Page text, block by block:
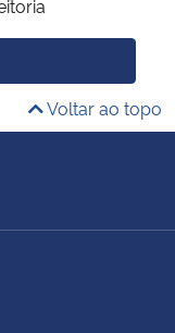
Voltar ao topo